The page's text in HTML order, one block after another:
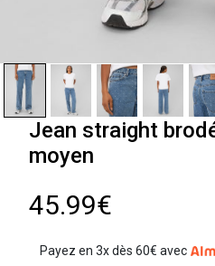
Jean straight
moyen
45.99€
Payez en 3x dès 60€ avec